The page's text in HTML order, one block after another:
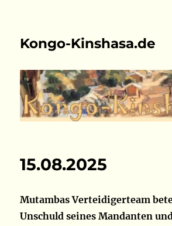
Kongo-Kinshasa.de
15.08.2025
Mutambas Verteidigerteam
Unschuld seines Mandanten